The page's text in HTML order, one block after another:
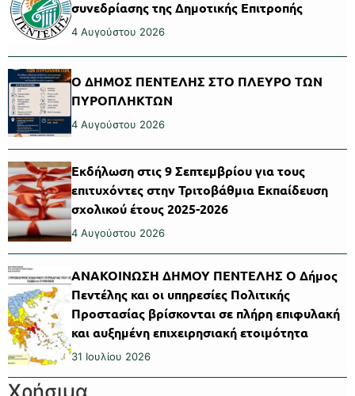
συνεδρίασης της Δημοτικής Επιτροπής
4 Αυγούστου 2026
Ο ΔΗΜΟΣ ΠΕΝΤΕΛΗΣ ΣΤΟ ΠΛΕΥΡΟ ΤΩΝ
ΠΥΡΟΠΛΗΚΤΩΝ
4 Αυγούστου 2026
Εκδήλωση στις 9 Σεπτεμβρίου για τους
επιτυχόντες στην Τριτοβάθμια Εκπαίδευση
σχολικού έτους 2025-2026
4 Αυγούστου 2026
ΑΝΑΚΟΙΝΩΣΗ ΔΗΜΟΥ ΠΕΝΤΕΛΗΣ Ο Δήμος
Πεντέλης και οι υπηρεσίες Πολιτικής
Προστασίας βρίσκονται σε πλήρη επιφυλακή
και αυξημένη επιχειρησιακή ετοιμότητα
31 Ιουλίου 2026
Χρήσιμα